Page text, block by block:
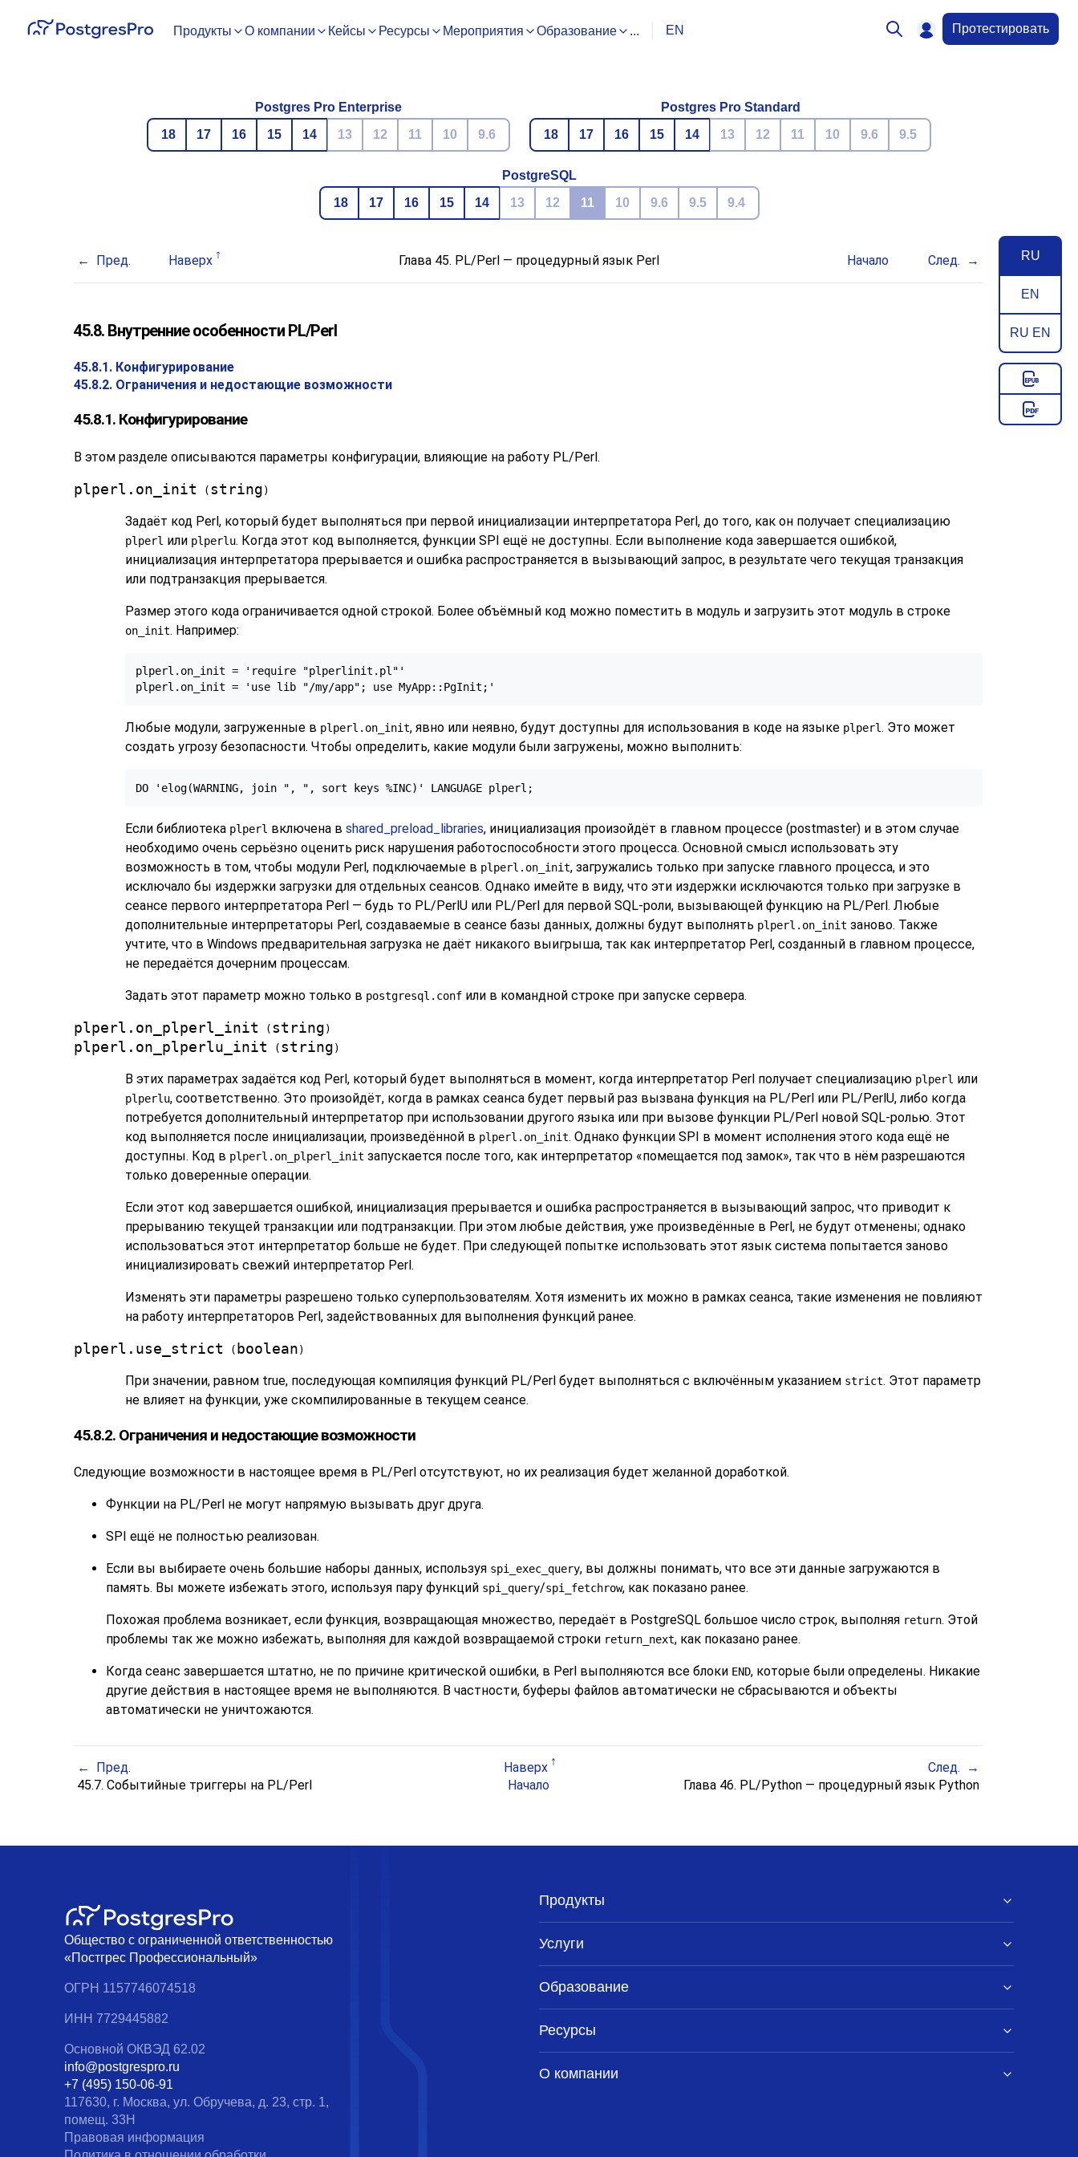
Продукты О компании Кейсы Ресурсы Мероприятия Образование ... EN Протестировать
Postgres Pro Enterprise
18
17 16 15 14 13 12 11 10 9.6
Postgres Pro Standard
18
17 16 15 14 13 12 11 10 9.6 9.5
PostgreSQL
18
17 16 15 14 13 12 11 10 9.6 9.5 9.4
RU
EN
RU EN
Пред. Наверх Глава 45. PL/Perl — процедурный язык Perl Начало След.
45.8. Внутренние особенности PL/Perl
45.8.1. Конфигурирование
45.8.2. Ограничения и недостающие возможности
45.8.1. Конфигурирование
В этом разделе описываются параметры конфигурации, влияющие на работу PL/Perl.
plperl.on_init ( string )
Задаёт код Perl, который будет выполняться при первой инициализации интерпретатора Perl, до того, как он получает специализацию
plperl или plperlu. Когда этот код выполняется, функции SPI ещё не доступны. Если выполнение кода завершается ошибкой,
инициализация интерпретатора прерывается и ошибка распространяется в вызывающий запрос, в результате чего текущая транзакция
или подтранзакция прерывается.
Размер этого кода ограничивается одной строкой. Более объёмный код можно поместить в модуль и загрузить этот модуль в строке
on_init. Например:
plperl.on_init = 'require "plperlinit.pl"'
plperl.on_init = 'use lib "/my/app"; use MyApp::PgInit;'
Любые модули, загруженные в plperl.on_init, явно или неявно, будут доступны для использования в коде на языке plperl. Это может
создать угрозу безопасности. Чтобы определить, какие модули были загружены, можно выполнить:
DO 'elog(WARNING, join ", ", sort keys %INC)' LANGUAGE plperl;
Если библиотека plperl включена в shared_preload_libraries, инициализация произойдёт в главном процессе (postmaster) и в этом случае
необходимо очень серьёзно оценить риск нарушения работоспособности этого процесса. Основной смысл использовать эту
возможность в том, чтобы модули Perl, подключаемые в plperl.on_init, загружались только при запуске главного процесса, и это
исключало бы издержки загрузки для отдельных сеансов. Однако имейте в виду, что эти издержки исключаются только при загрузке в
сеансе первого интерпретатора Perl — будь то PL/PerlU или PL/Perl для первой SQL-роли, вызывающей функцию на PL/Perl. Любые
дополнительные интерпретаторы Perl, создаваемые в сеансе базы данных, должны будут выполнять plperl.on_init заново. Также
учтите, что в Windows предварительная загрузка не даёт никакого выигрыша, так как интерпретатор Perl, созданный в главном процессе,
не передаётся дочерним процессам.
Задать этот параметр можно только в postgresql.conf или в командной строке при запуске сервера.
plperl.on_plperl_init ( string )
plperl.on_plperlu_init ( string )
В этих параметрах задаётся код Perl, который будет выполняться в момент, когда интерпретатор Perl получает специализацию plperl или
plperlu, соответственно. Это произойдёт, когда в рамках сеанса будет первый раз вызвана функция на PL/Perl или PL/PerlU, либо когда
потребуется дополнительный интерпретатор при использовании другого языка или при вызове функции PL/Perl новой SQL-ролью. Этот
код выполняется после инициализации, произведённой в plperl.on_init. Однако функции SPI в момент исполнения этого кода ещё не
доступны. Код в plperl.on_plperl_init запускается после того, как интерпретатор «помещается под замок», так что в нём разрешаются
только доверенные операции.
Если этот код завершается ошибкой, инициализация прерывается и ошибка распространяется в вызывающий запрос, что приводит к
прерыванию текущей транзакции или подтранзакции. При этом любые действия, уже произведённые в Perl, не будут отменены; однако
использоваться этот интерпретатор больше не будет. При следующей попытке использовать этот язык система попытается заново
инициализировать свежий интерпретатор Perl.
Изменять эти параметры разрешено только суперпользователям. Хотя изменить их можно в рамках сеанса, такие изменения не повлияют
на работу интерпретаторов Perl, задействованных для выполнения функций ранее.
plperl.use_strict ( boolean )
При значении, равном true, последующая компиляция функций PL/Perl будет выполняться с включённым указанием strict. Этот параметр
не влияет на функции, уже скомпилированные в текущем сеансе.
45.8.2. Ограничения и недостающие возможности
Следующие возможности в настоящее время в PL/Perl отсутствуют, но их реализация будет желанной доработкой.
Функции на PL/Perl не могут напрямую вызывать друг друга.
SPI ещё не полностью реализован.
Если вы выбираете очень большие наборы данных, используя spi_exec_query, вы должны понимать, что все эти данные загружаются в
память. Вы можете избежать этого, используя пару функций spi_query/spi_fetchrow, как показано ранее.
Похожая проблема возникает, если функция, возвращающая множество, передаёт в PostgreSQL большое число строк, выполняя return. Этой
проблемы так же можно избежать, выполняя для каждой возвращаемой строки return_next, как показано ранее.
Когда сеанс завершается штатно, не по причине критической ошибки, в Perl выполняются все блоки END, которые были определены. Никакие
другие действия в настоящее время не выполняются. В частности, буферы файлов автоматически не сбрасываются и объекты
автоматически не уничтожаются.
Пред. Наверх
След.
45.7. Событийные триггеры на PL/Perl
Начало Глава 46. PL/Python — процедурный язык Python
Общество с ограниченной ответственностью
«Постгрес Профессиональный»
ОГРН 1157746074518
ИНН 7729445882
Основной ОКВЭД 62.02
info@postgrespro.ru
+7 (495) 150-06-91
117630, г. Москва, ул. Обручева, д. 23, стр. 1,
помещ. 33Н
Правовая информация
Продукты
Услуги
Образование
Ресурсы
О компании